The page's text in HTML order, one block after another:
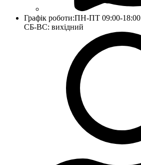
Графік роботи:ПН-ПТ 09:00-18:00
СБ-ВС: вихідний